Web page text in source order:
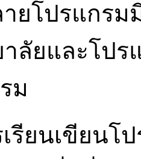
ยโปรแกรม
ลัยและโปร
ม
รียนเขียนโ